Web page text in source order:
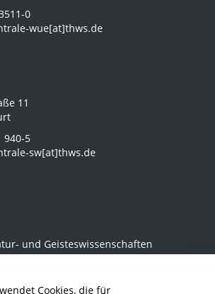
Cookies, die für
0
wue[at]thws.de
11
940-5
sw[at]thws.de
und Geisteswissenschaften